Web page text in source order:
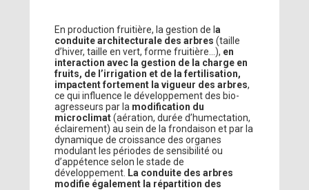
En production fruitière, la gestion de la
conduite architecturale des arbres (taille
d’hiver, taille en vert, forme fruitière…), en
interaction avec la gestion de la charge en
fruits, de l’irrigation et de la fertilisation,
impactent fortement la vigueur des arbres,
ce qui influence le développement des bio-
agresseurs par la modification du
microclimat(aération, durée d’humectation,
éclairement) au sein de la frondaison et par la
dynamique de croissance des organes
modulant les périodes de sensibilité ou
d’appétence selon le stade de
développement. La conduite des arbres
modifie également la répartition des